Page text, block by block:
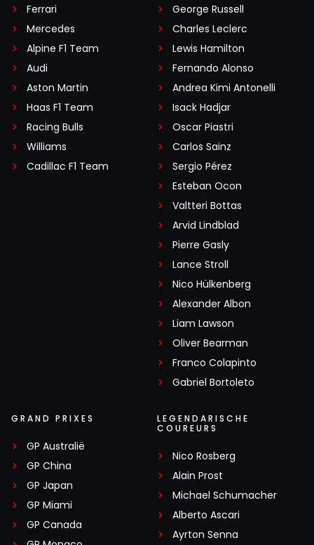
Ferrari
Mercedes
Alpine F1 Team
Audi
Aston Martin
Haas F1 Team
Racing Bulls
Williams
Cadillac F1 Team
George Russell
Charles Leclerc
Lewis Hamilton
Fernando Alonso
Andrea Kimi Antonelli
Isack Hadjar
Oscar Piastri
Carlos Sainz
Sergio Pérez
Esteban Ocon
Valtteri Bottas
Arvid Lindblad
Pierre Gasly
Lance Stroll
Nico Hülkenberg
Alexander Albon
Liam Lawson
Oliver Bearman
Franco Colapinto
Gabriel Bortoleto
GRAND PRIXES
GP Australië
GP China
GP Japan
GP Miami
GP Canada
LEGENDARISCHE
COUREURS
Nico Rosberg
Alain Prost
Michael Schumacher
Alberto Ascari
Ayrton Senna